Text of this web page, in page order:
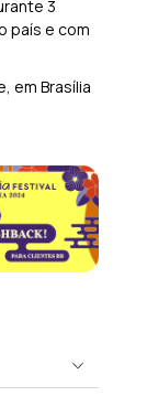
3
país e com
em Brasília